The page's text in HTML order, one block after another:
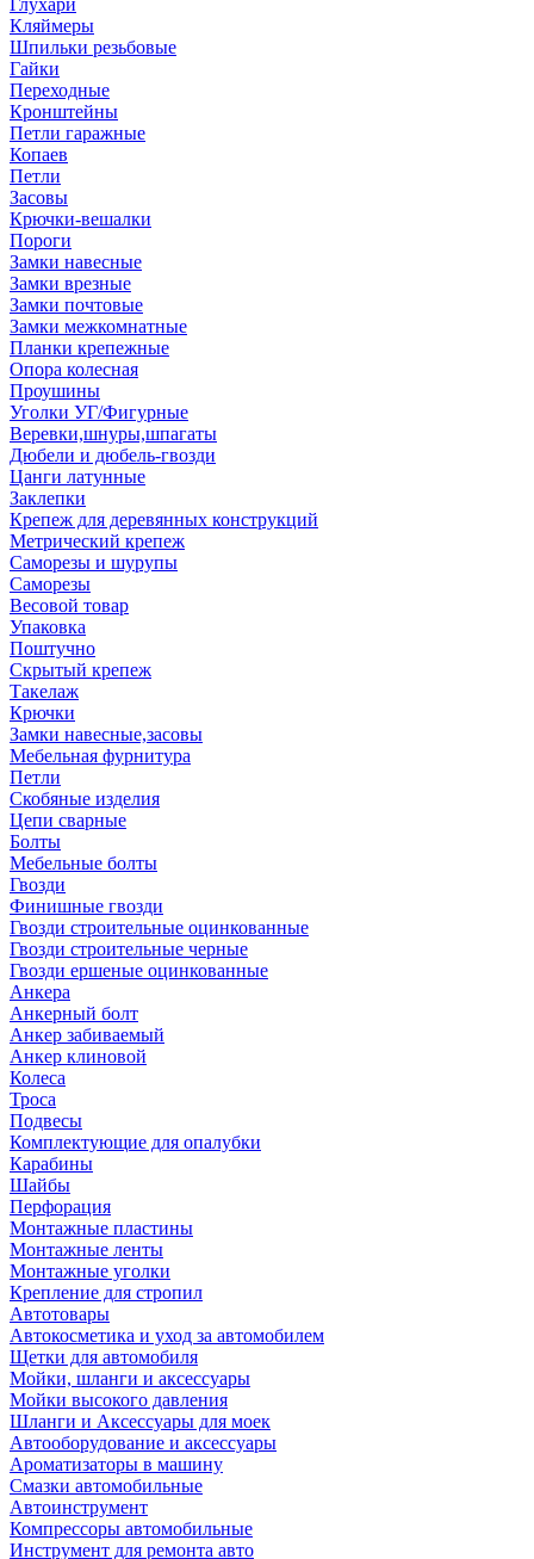
Глухари
Кляймеры
Шпильки резьбовые
Гайки
Переходные
Кронштейны
Петли гаражные
Копаев
Петли
Засовы
Крючки-вешалки
Пороги
Замки навесные
Замки врезные
Замки почтовые
Замки межкомнатные
Планки крепежные
Опора колесная
Проушины
Уголки УГ/Фигурные
Веревки,шнуры,шпагаты
Дюбели и дюбель-гвозди
Цанги латунные
Заклепки
Крепеж для деревянных конструкций
Метрический крепеж
Саморезы и шурупы
Саморезы
Весовой товар
Упаковка
Поштучно
Скрытый крепеж
Такелаж
Крючки
Замки навесные,засовы
Мебельная фурнитура
Петли
Скобяные изделия
Цепи сварные
Болты
Мебельные болты
Гвозди
Финишные гвозди
Гвозди строительные оцинкованные
Гвозди строительные черные
Гвозди ершеные оцинкованные
Анкера
Анкерный болт
Анкер забиваемый
Анкер клиновой
Колеса
Троса
Подвесы
Комплектующие для опалубки
Карабины
Шайбы
Перфорация
Монтажные пластины
Монтажные ленты
Монтажные уголки
Крепление для стропил
Автотовары
Автокосметика и уход за автомобилем
Щетки для автомобиля
Мойки, шланги и аксессуары
Мойки высокого давления
Шланги и Аксессуары для моек
Автооборудование и аксессуары
Ароматизаторы в машину
Смазки автомобильные
Автоинструмент
Компрессоры автомобильные
Инструмент для ремонта авто